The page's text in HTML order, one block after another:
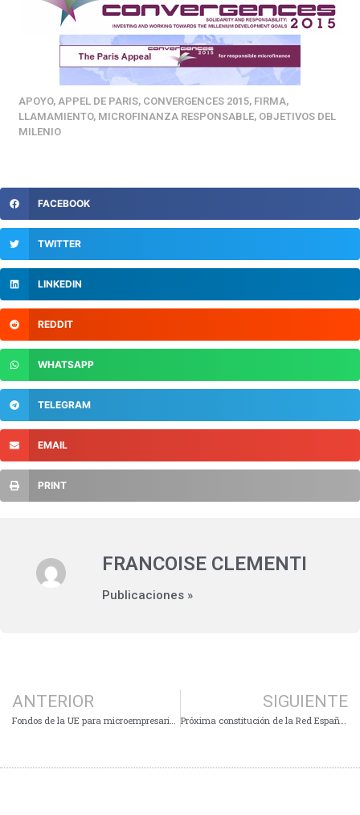
APOYO, APPEL DE PARIS, CONVERGENCES 2015, FIRMA,
LLAMAMIENTO, MICROFINANZA RESPONSABLE, OBJETIVOS DEL
MILENIO
FACEBOOK
TWITTER
LINKEDIN
REDDIT
WHATSAPP
TELEGRAM
EMAIL
PRINT
FRANCOISE CLEMENTI
Publicaciones »
ANTERIOR
Fondos de la UE para microempresarios griegos
SIGUIENTE
Próxima constitución de la Red Española de Microfinanzas